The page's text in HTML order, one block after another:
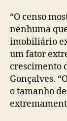
“O censo
nenhuma
imobiliário
um fator
crescimento
Gonçalves.
o tamanho